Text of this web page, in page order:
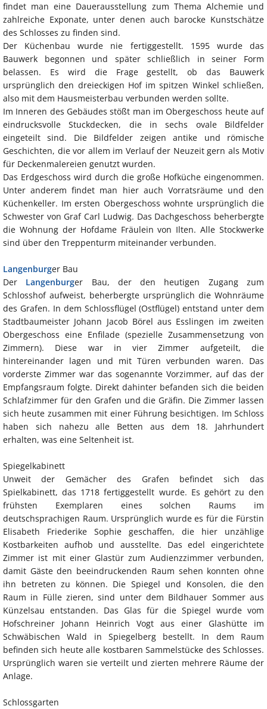
findet man eine Dauerausstellung zum Thema Alchemie und
zahlreiche Exponate, unter denen auch barocke Kunstschätze
des Schlosses zu finden sind.
Der Küchenbau wurde nie fertiggestellt. 1595 wurde das
Bauwerk begonnen und später schließlich in seiner Form
belassen. Es wird die Frage gestellt, ob das Bauwerk
ursprünglich den dreieckigen Hof im spitzen Winkel schließen,
also mit dem Hausmeisterbau verbunden werden sollte.
Im Inneren des Gebäudes stößt man im Obergeschoss heute auf
eindrucksvolle Stuckdecken, die in sechs ovale Bildfelder
eingeteilt sind. Die Bildfelder zeigen antike und römische
Geschichten, die vor allem im Verlauf der Neuzeit gern als Motiv
für Deckenmalereien genutzt wurden.
Das Erdgeschoss wird durch die große Hofküche eingenommen.
Unter anderem findet man hier auch Vorratsräume und den
Küchenkeller. Im ersten Obergeschoss wohnte ursprünglich die
Schwester von Graf Carl Ludwig. Das Dachgeschoss beherbergte
die Wohnung der Hofdame Fräulein von Ilten. Alle Stockwerke
sind über den Treppenturm miteinander verbunden.
Langenburger Bau
Der Langenburger Bau, der den heutigen Zugang zum
Schlosshof aufweist, beherbergte ursprünglich die Wohnräume
des Grafen. In dem Schlossflügel (Ostflügel) entstand unter dem
Stadtbaumeister Johann Jacob Börel aus Esslingen im zweiten
Obergeschoss eine Enfilade (spezielle Zusammensetzung von
Zimmern). Diese war in vier Zimmer aufgeteilt, die
hintereinander lagen und mit Türen verbunden waren. Das
vorderste Zimmer war das sogenannte Vorzimmer, auf das der
Empfangsraum folgte. Direkt dahinter befanden sich die beiden
Schlafzimmer für den Grafen und die Gräfin. Die Zimmer lassen
sich heute zusammen mit einer Führung besichtigen. Im Schloss
haben sich nahezu alle Betten aus dem 18. Jahrhundert
erhalten, was eine Seltenheit ist.
Spiegelkabinett
Unweit der Gemächer des Grafen befindet sich das
Spielkabinett, das 1718 fertiggestellt wurde. Es gehört zu den
frühsten Exemplaren eines solchen Raums im
deutschsprachigen Raum. Ursprünglich wurde es für die Fürstin
Elisabeth Friederike Sophie geschaffen, die hier unzählige
Kostbarkeiten aufhob und ausstellte. Das edel eingerichtete
Zimmer ist mit einer Glastür zum Audienzzimmer verbunden,
damit Gäste den beeindruckenden Raum sehen konnten ohne
ihn betreten zu können. Die Spiegel und Konsolen, die den
Raum in Fülle zieren, sind unter dem Bildhauer Sommer aus
Künzelsau entstanden. Das Glas für die Spiegel wurde vom
Hofschreiner Johann Heinrich Vogt aus einer Glashütte im
Schwäbischen Wald in Spiegelberg bestellt. In dem Raum
befinden sich heute alle kostbaren Sammelstücke des Schlosses.
Ursprünglich waren sie verteilt und zierten mehrere Räume der
Anlage.
Schlossgarten